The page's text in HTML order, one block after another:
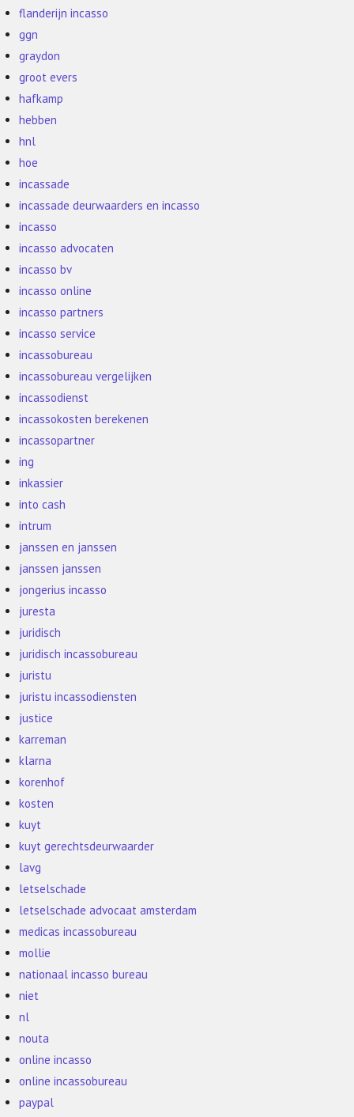
flanderijn incasso
ggn
graydon
groot evers
hafkamp
hebben
hnl
hoe
incassade
incassade deurwaarders en incasso
incasso
incasso advocaten
incasso bv
incasso online
incasso partners
incasso service
incassobureau
incassobureau vergelijken
incassodienst
incassokosten berekenen
incassopartner
ing
inkassier
into cash
intrum
janssen en janssen
janssen janssen
jongerius incasso
juresta
juridisch
juridisch incassobureau
juristu
juristu incassodiensten
justice
karreman
klarna
korenhof
kosten
kuyt
kuyt gerechtsdeurwaarder
lavg
letselschade
letselschade advocaat amsterdam
medicas incassobureau
mollie
nationaal incasso bureau
niet
nl
nouta
online incasso
online incassobureau
paypal